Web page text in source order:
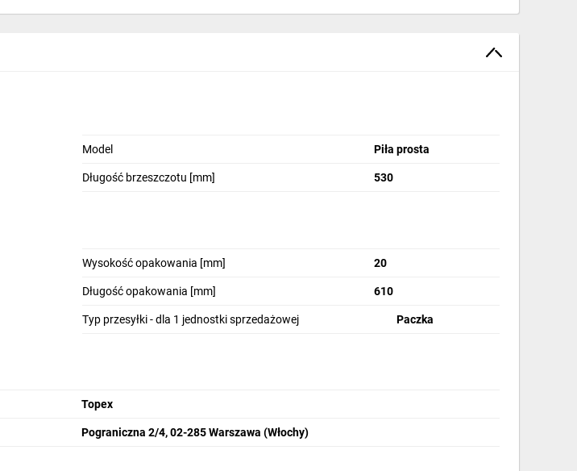
Model Piła prosta
Długość brzeszczotu [mm] 530
Wysokość opakowania [mm] 20
Długość opakowania [mm] 610
Typ przesyłki - dla 1 jednostki sprzedażowej Paczka
Topex
Pograniczna 2/4, 02-285 Warszawa (Włochy)